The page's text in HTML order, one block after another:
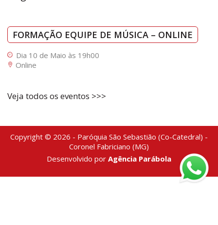
FORMAÇÃO EQUIPE DE MÚSICA – ONLINE
Dia 10 de Maio às 19h00
Online
Veja todos os eventos >>>
Copyright © 2026 - Paróquia São Sebastião (Co-Catedral) -
Coronel Fabriciano (MG)
Desenvolvido por Agência Parábola